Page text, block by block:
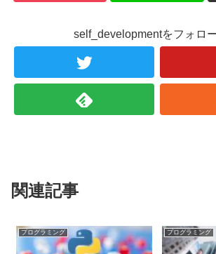
self_developmentをフォロ
関連記事
プログラミング プログラミング